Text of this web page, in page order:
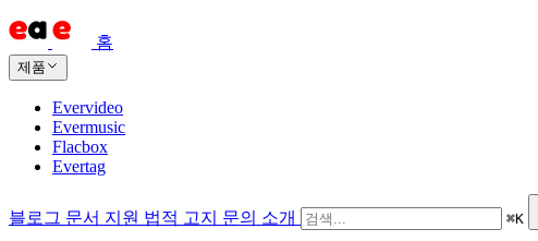
홈
제품
Evervideo
Evermusic
Flacbox
Evertag
블로그 문서 지원 법적 고지 문의 소개 ⌘K